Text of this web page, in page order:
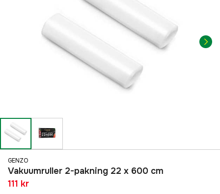
GENZO
Vakuumruller 2-pakning 22 x 600 cm
111 kr